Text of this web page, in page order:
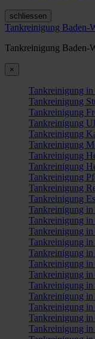
schliessen
Tankreinigung Baden-
Tankreinigung Baden-
×
Tankreinigung
Tankreinigung
Tankreinigung
Tankreinigung
Tankreinigung
Tankreinigung
Tankreinigung
Tankreinigung
Tankreinigung
Tankreinigung
Tankreinigung
Tankreinigung
Tankreinigung
Tankreinigung in
Tankreinigung
Tankreinigung
Tankreinigung
Tankreinigung
Tankreinigung in
Tankreinigung in
Tankreinigung
Tankreinigung in
Tankreinigung